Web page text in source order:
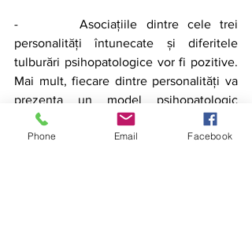
-       Asociațiile dintre cele trei
personalități întunecate și diferitele
tulburări psihopatologice vor fi pozitive.
Mai mult, fiecare dintre personalități va
prezenta un model psihopatologic
idiosincratic.
Phone Email Facebook